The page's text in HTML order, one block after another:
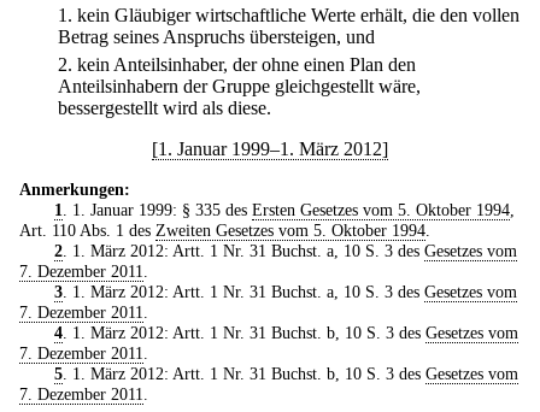
1. kein Gläubiger wirtschaftliche Werte erhält, die den vollen
Betrag seines Anspruchs übersteigen, und
2. kein Anteilsinhaber, der ohne einen Plan den
Anteilsinhabern der Gruppe gleichgestellt wäre,
bessergestellt wird als diese.
[1. Januar 1999–1. März 2012]
Anmerkungen:
1
. 1. Januar 1999: § 335 des Ersten Gesetzes vom 5. Oktober 1994,
Art. 110 Abs. 1 des Zweiten Gesetzes vom 5. Oktober 1994
2. 1. März 2012: Artt. 1 Nr. 31 Buchst. a, 10 S. 3 des Gesetzes vom
7. Dezember 2011
3. 1. März 2012: Artt. 1 Nr. 31 Buchst. a, 10 S. 3 des Gesetzes vom
7. Dezember 2011
4. 1. März 2012: Artt. 1 Nr. 31 Buchst. b, 10 S. 3 des Gesetzes vom
7. Dezember 2011
5. 1. März 2012: Artt. 1 Nr. 31 Buchst. b, 10 S. 3 des Gesetzes vom
7. Dezember 2011